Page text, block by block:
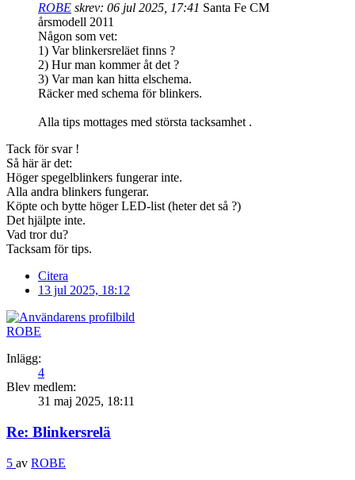
ROBE skrev: 06 jul 2025, 17:41 Santa Fe CM
årsmodell 2011
Någon som vet:
1) Var blinkersreläet finns ?
2) Hur man kommer åt det ?
3) Var man kan hitta elschema.
Räcker med schema för blinkers.
Alla tips mottages med största tacksamhet .
Tack för svar !
Så här är det:
Höger spegelblinkers fungerar inte.
Alla andra blinkers fungerar.
Köpte och bytte höger LED-list (heter det så ?)
Det hjälpte inte.
Vad tror du?
Tacksam för tips.
Citera
13 jul 2025, 18:12
ROBE
Inlägg:
4
Blev medlem:
31 maj 2025, 18:11
Re: Blinkersrelä
5 av ROBE